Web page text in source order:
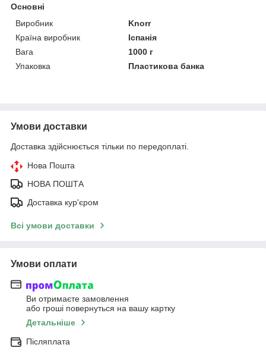
Основні
Виробник
Knorr
Країна виробник
Іспанія
Вага
1000 г
Упаковка
Пластикова банка
Умови доставки
Доставка здійснюється тільки по передоплаті.
Нова Пошта
НОВА ПОШТА
Доставка кур'єром
Всі умови доставки
Умови оплати
Ви отримаєте замовлення
або гроші повернуться на вашу картку
Детальніше
Післяплата